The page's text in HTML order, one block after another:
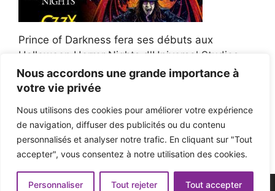
Nous accordons une grande importance à
votre vie privée
Nous utilisons des cookies pour améliorer votre expérience
de navigation, diffuser des publicités ou du contenu
personnalisés et analyser notre trafic. En cliquant sur "Tout
accepter", vous consentez à notre utilisation des cookies.
Personnaliser Tout rejeter Tout accepter
Prince of Darkness fera ses débuts aux
Halloween Horror Nights d'Universal Studios
Afroman poursuit un policier de l'Ohio après la
victoire du jury en diffamation